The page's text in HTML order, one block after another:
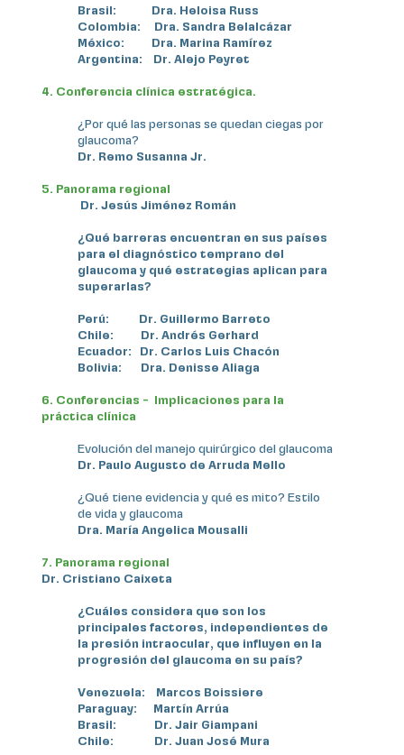
Brasil: Dra. Heloisa Russ
Colombia: Dra. Sandra Belalcázar
México: Dra. Marina Ramírez
Argentina: Dr. Alejo Peyret
4. Conferencia clínica estratégica.
¿Por qué las personas se quedan ciegas por
glaucoma?
Dr. Remo Susanna Jr.
5. Panorama regional
Dr. Jesús Jiménez Román
¿Qué barreras encuentran en sus países
para el diagnóstico temprano del
glaucoma y qué estrategias aplican para
superarlas?
Perú: Dr. Guillermo Barreto
Chile: Dr. Andrés Gerhard
Ecuador: Dr. Carlos Luis Chacón
Bolivia: Dra. Denisse Aliaga
6. Conferencias - Implicaciones para la
práctica clínica
Evolución del manejo quirúrgico del glaucoma
Dr. Paulo Augusto de Arruda Mello
¿Qué tiene evidencia y qué es mito? Estilo
de vida y glaucoma
Dra. María Angelica Mousalli
7. Panorama regional
Dr. Cristiano Caixeta
¿Cuáles considera que son los
principales factores, independientes de
la presión intraocular, que influyen en la
progresión del glaucoma en su país?
Venezuela: Marcos Boissiere
Paraguay: Martín Arrúa
Brasil: Dr. Jair Giampani
Chile: Dr. Juan José Mura